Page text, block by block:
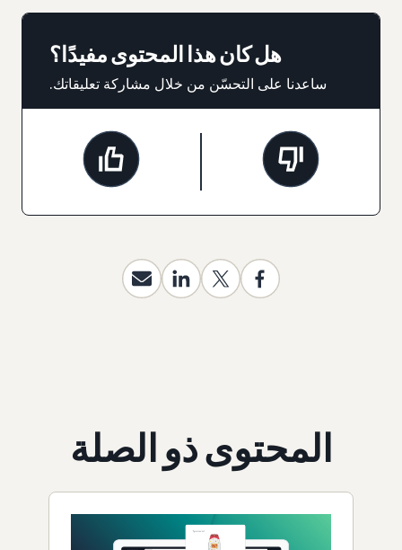
هل كان هذا المحتوى مفيدًا؟
ساعدنا على التحسّن من خلال مشاركة تعليقاتك.
المحتوى ذو الصلة